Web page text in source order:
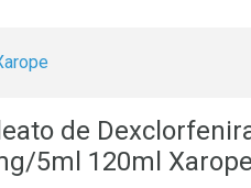
de
5ml 120ml Xarope